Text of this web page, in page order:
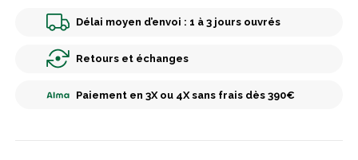
Délai moyen d’envoi : 1 à 3 jours ouvrés
Retours et échanges
Paiement en 3X ou 4X sans frais dès 390€